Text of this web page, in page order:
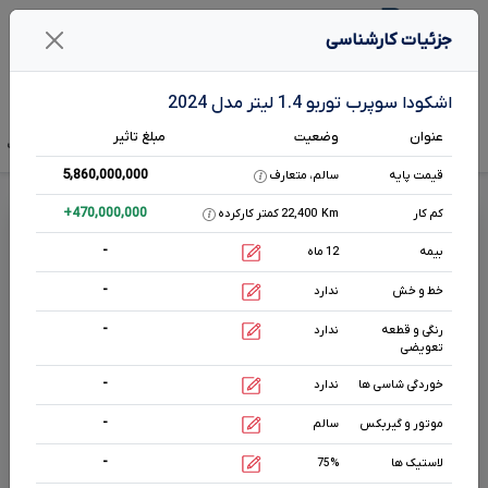
تخمین قیمت قیمت صفر تحلیل بازار هم رده‌ها‌ مشخصات
قیمت اشکودا سوپرب توربو1.4لیتر
مشخصات بیشتر
1400cc
جزئیات کارشناسی
اشکودا سوپرب توربو 1.4 لیتر مدل 2024
عنوان وضعیت مبلغ تاثیر
قیمت پایه سالم، متعارف 5,860,000,000
کم کار Km 22,400 کمتر کارکرده 470,000,000
+
بیمه 12 ماه -
خط و خش ندارد -
رنگی و قطعه
تعویضی
ندارد -
خوردگی شاسی ها ندارد -
موتور و گیربکس سالم -
لاستیک ها 75%
-